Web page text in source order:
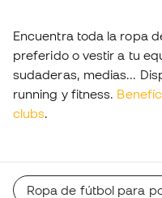
Encuentra toda la ropa
preferido o vestir a tu
sudaderas, medias...
running y fitness.
clubs.
Ropa de fútbol para